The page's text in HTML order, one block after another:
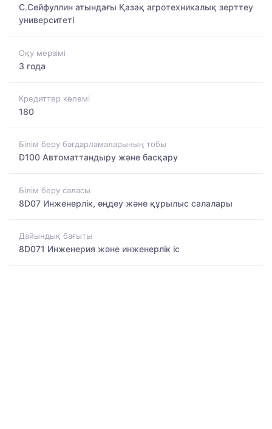
С.Сейфуллин атындағы Қазақ агротехникалық зерттеу
университеті
Оқу мерзімі
3 года
Кредиттер көлемі
180
Білім беру бағдарламаларының тобы
D100 Автоматтандыру және басқару
Білім беру саласы
8D07 Инженерлік, өңдеу және құрылыс салалары
Дайындық бағыты
8D071 Инженерия және инженерлік іс